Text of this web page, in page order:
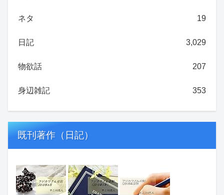
ネタ 19
日記 3,029
物欲話 207
身辺雑記 353
既刊著作（日記）